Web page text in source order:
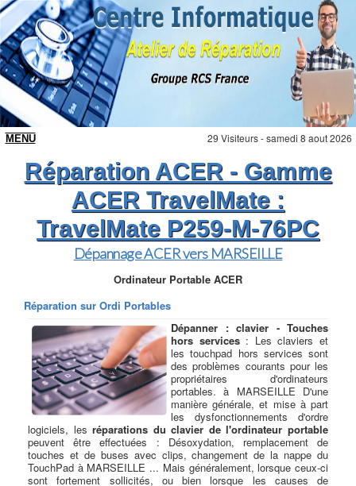
29 Visiteurs - samedi 8 aout 2026
Réparation ACER - Gamme
ACER TravelMate :
TravelMate P259-M-76PC
Dépannage ACER vers MARSEILLE
Ordinateur Portable ACER
Réparation sur Ordi Portables
Dépanner : clavier - Touches
hors services: Les claviers et
les touchpad hors services sont
des problèmes courants pour les
propriétaires d'ordinateurs
portables. à MARSEILLE D'une
manière générale, et mise à part
les dysfonctionnements d'ordre
logiciels, lesréparations du clavier de l'ordinateur portable
peuvent être effectuées : Désoxydation, remplacement de
touches et de buses avec clips, changement de la nappe du
TouchPad à MARSEILLE ... Mais généralement, lorsque ceux-ci
sont fortement sollicités, ou bien lorsque les causes de